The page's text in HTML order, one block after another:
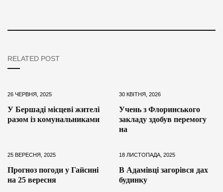
RELATED POST
26 ЧЕРВНЯ, 2025
У Бершаді місцеві жителі
разом із комунальниками
30 КВІТНЯ, 2026
Учень з Флоринського
закладу здобув перемогу
на
25 ВЕРЕСНЯ, 2025
Прогноз погоди у Гайсині
на 25 вересня
18 ЛИСТОПАДА, 2025
В Адамівці загорівся дах
будинку